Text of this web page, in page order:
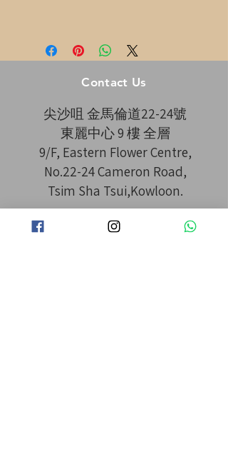
Contact Us
尖沙咀 金馬倫道22-24號
東麗中心 9 樓 全層
9/F, Eastern Flower Centre,
No.22-24 Cameron Road,
Tsim Sha Tsui,Kowloon.
MTR Tsim Sha Tsui 尖沙咀 站 B2